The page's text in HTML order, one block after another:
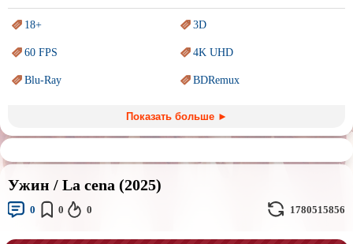
18+ 3D
60 FPS 4K UHD
Blu-Ray BDRemux
Sci-Fi (Научнаяфантастика) Trash (трэш) movies
Авангард иСюрреализм Ангелы и Демоны
Аниме
Врачи
Показать больше ►
Ужин / La cena (2025)
0 0 0 1780515856